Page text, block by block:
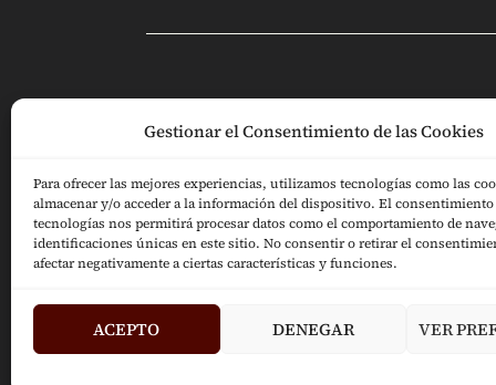
Gestionar el Consentimiento de las Cookies
Para ofrecer las mejores experiencias, utilizamos tecnologías como las
almacenar y/o acceder a la información del dispositivo. El consentimiento
tecnologías nos permitirá procesar datos como el comportamiento de
identificaciones únicas en este sitio. No consentir o retirar el
afectar negativamente a ciertas características y funciones.
ACEPTO DENEGAR VER
Puedes seguirme en: